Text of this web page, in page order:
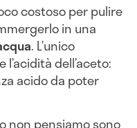
costoso per pulire
in una
. L’unico
dell’aceto:
acido da poter
non pensiamo sono